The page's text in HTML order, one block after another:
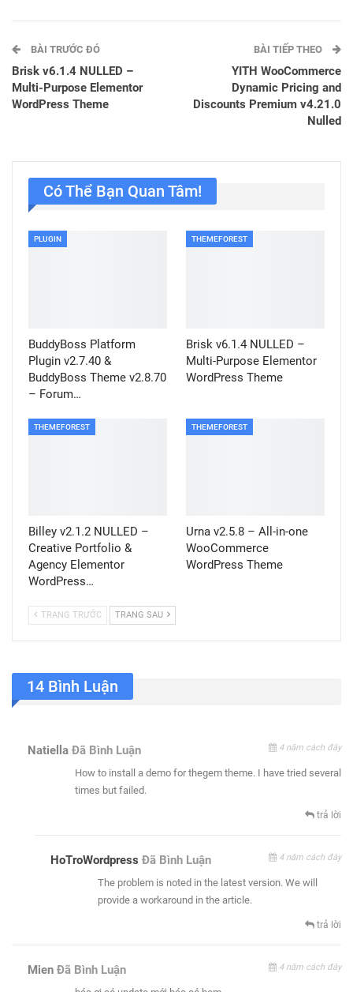
BÀI TRƯỚC ĐÓ
Brisk v6.1.4 NULLED –
Multi-Purpose Elementor
WordPress Theme
BÀI TIẾP THEO
YITH WooCommerce
Dynamic Pricing and
Discounts Premium v4.21.0
Nulled
Có Thể Bạn Quan Tâm!
PLUGIN
BuddyBoss Platform
Plugin v2.7.40 &
BuddyBoss Theme v2.8.70
– Forum…
THEMEFOREST
Brisk v6.1.4 NULLED –
Multi-Purpose Elementor
WordPress Theme
THEMEFOREST
Billey v2.1.2 NULLED –
Creative Portfolio &
Agency Elementor
WordPress…
THEMEFOREST
Urna v2.5.8 – All-in-one
WooCommerce
WordPress Theme
TRANG TRƯỚC TRANG SAU
14 Bình Luận
Natiella Đã Bình Luận 4 năm cách đây
How to install a demo for thegem theme. I have tried several
times but failed.
trả lời
HoTroWordpress Đã Bình Luận 4 năm cách đây
The problem is noted in the latest version. We will
provide a workaround in the article.
trả lời
Mien Đã Bình Luận 4 năm cách đây